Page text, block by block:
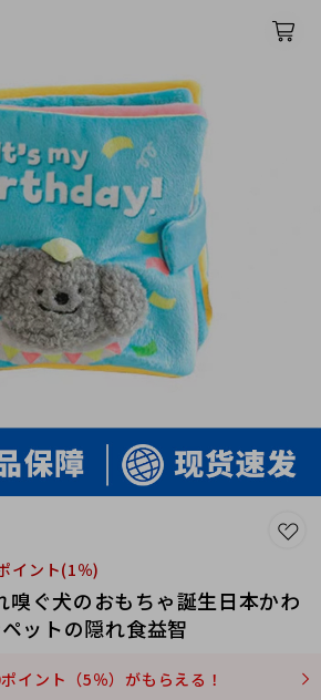
イント(1％)
ぐ犬のおもちゃ誕生日本かわ
ットの隠れ食益智
イント（5％）がもらえる！